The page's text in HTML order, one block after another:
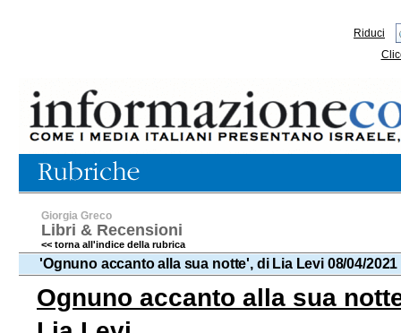
Riduci
Giorgia Greco
Libri & Recensioni
<< torna all'indice della rubrica
'Ognuno accanto alla sua notte', di Lia Levi 08/04/2021
Ognuno accanto alla sua